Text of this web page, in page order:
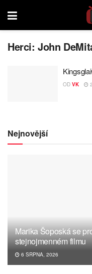
Herci:John
OD VK
Nejnovější
Marika Šoposká se
stejnojmenném filmu
6 SRPNA, 2026